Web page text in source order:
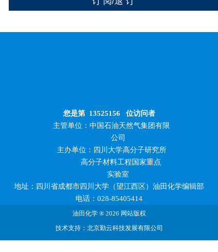
您是第 13525156 位访问者
主管单位：中国石油天然气集团有限
公司
主办单位：四川大学高分子研究所
高分子材料工程国家重点
实验室
地址：四川省成都市四川大学（望江西区）油田化学编辑部
电话：028-85405414
油田化学 ® 2026 网站版权
技术支持：北京勤云科技发展有限公司